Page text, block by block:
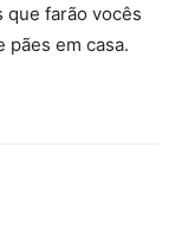
que farão vocês
pães em casa.